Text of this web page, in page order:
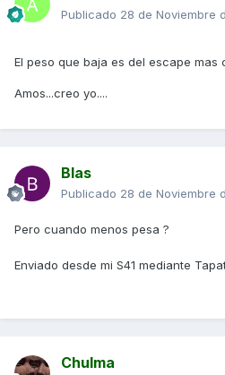
Publicado 28 de Noviembre
El peso que baja es del escape mas
Amos...creo yo....
Blas
Publicado 28 de Noviembre
Pero cuando menos pesa ?
Enviado desde mi S41 mediante
Chulma